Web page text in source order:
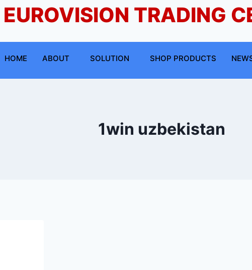
EUROVISION TRADING
HOME ABOUT SOLUTION SHOP PRODUCTS
1win uzbekistan